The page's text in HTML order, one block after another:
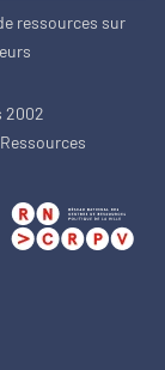
ressources sur
2002